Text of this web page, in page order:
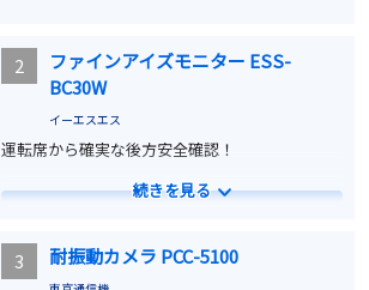
2
ファインアイズモニター ESS-
BC30W
イーエスエス
運転席から確実な後方安全確認！
見積もりする
続きを見る
3 耐振動カメラ PCC-5100